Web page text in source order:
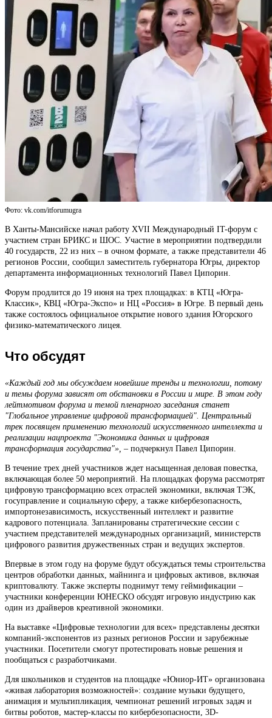
Фото: vk.com/itforumugra
В Ханты-Мансийске начал работу XVII Международный IT-форум с
участием стран БРИКС и ШОС. Участие в мероприятии подтвердили
40 государств, 22 из них – в очном формате, а также представители 46
регионов России, сообщил заместитель губернатора Югры, директор
департамента информационных технологий Павел Ципорин.
Форум продлится до 19 июня на трех площадках: в КТЦ «Югра-
Классик», КВЦ «Югра-Экспо» и НЦ «Россия» в Югре. В первый день
также состоялось официальное открытие нового здания Югорского
физико-математического лицея.
Что обсудят
«Каждый год мы обсуждаем новейшие тренды и технологии, потому
и темы форума зависят от обстановки в России и мире. В этом году
лейтмотивом форума и темой пленарного заседания станет
"Глобальное управление цифровой трансформацией". Центральный
трек посвящен применению технологий искусственного интеллекта и
реализации нацпроекта "Экономика данных и цифровая
трансформация государства"», – подчеркнул Павел Ципорин.
В течение трех дней участников ждет насыщенная деловая повестка,
включающая более 50 мероприятий. На площадках форума рассмотрят
цифровую трансформацию всех отраслей экономики, включая ТЭК,
госуправление и социальную сферу, а также кибербезопасность,
импортонезависимость, искусственный интеллект и развитие
кадрового потенциала. Запланированы стратегические сессии с
участием представителей международных организаций, министерств
цифрового развития дружественных стран и ведущих экспертов.
Впервые в этом году на форуме будут обсуждаться темы строительства
центров обработки данных, майнинга и цифровых активов, включая
криптовалюту. Также эксперты поднимут тему геймификации –
участники конференции ЮНЕСКО обсудят игровую индустрию как
один из драйверов креативной экономики.
На выставке «Цифровые технологии для всех» представлены десятки
компаний-экспонентов из разных регионов России и зарубежные
участники. Посетители смогут протестировать новые решения и
пообщаться с разработчиками.
Для школьников и студентов на площадке «Юниор-ИТ» организована
«живая лаборатория возможностей»: создание музыки будущего,
анимация и мультипликация, чемпионат решений игровых задач и
битвы роботов, мастер-классы по кибербезопасности, 3D-